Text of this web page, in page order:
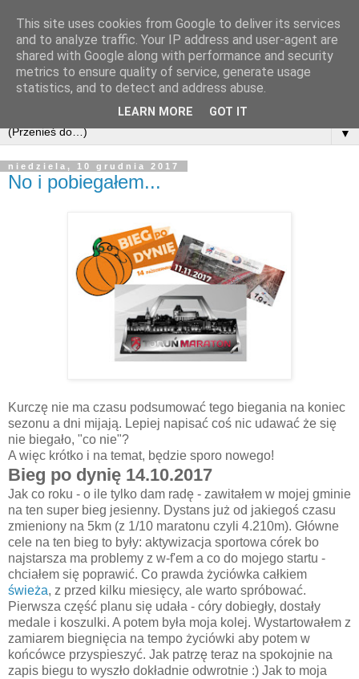
▼
niedziela, 10 grudnia 2017
No i pobiegałem...
Kurczę nie ma czasu podsumować tego biegania na koniec
sezonu a dni mijają. Lepiej napisać coś nic udawać że się
nie biegało, "co nie"?
A więc krótko i na temat, będzie sporo nowego!
Bieg po dynię 14.10.2017
Jak co roku - o ile tylko dam radę - zawitałem w mojej gminie
na ten super bieg jesienny. Dystans już od jakiegoś czasu
zmieniony na 5km (z 1/10 maratonu czyli 4.210m). Główne
cele na ten bieg to były: aktywizacja sportowa córek bo
najstarsza ma problemy z w-f'em a co do mojego startu -
chciałem się poprawić. Co prawda życiówka całkiem
świeża, z przed kilku miesięcy, ale warto spróbować.
Pierwsza część planu się udała - córy dobiegły, dostały
medale i koszulki. A potem była moja kolej. Wystartowałem z
zamiarem biegnięcia na tempo życiówki aby potem w
końcówce przyspieszyć. Jak patrzę teraz na spokojnie na
zapis biegu to wyszło dokładnie odwrotnie :) Jak to moja
This site uses cookies from Google to deliver its services
and to analyze traffic. Your IP address and user-agent are
shared with Google along with performance and security
metrics to ensure quality of service, generate usage
statistics, and to detect and address abuse.
LEARN MORE GOT IT